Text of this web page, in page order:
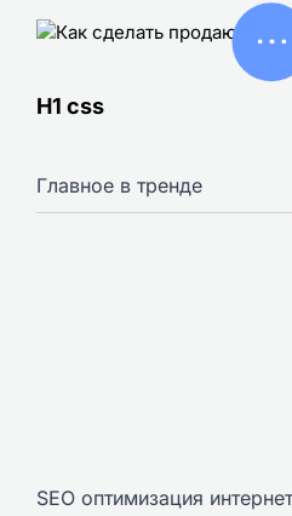
H1 css
Главное в тренде
SEO оптимизация